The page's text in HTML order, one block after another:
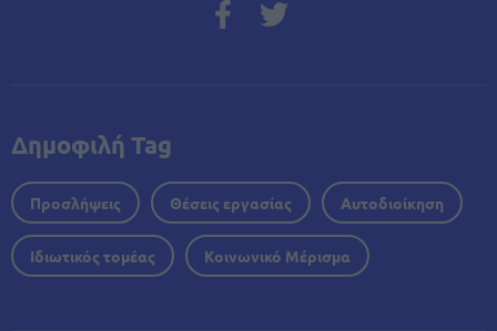
Δημοφιλή Tag
Προσλήψεις Θέσεις εργασίας Αυτοδιοίκηση
Ιδιωτικός τομέας Κοινωνικό Μέρισμα